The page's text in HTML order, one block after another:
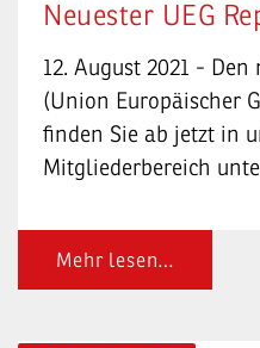
Neuester UEG
12. August 2021 - Den
(Union Europäischer
finden Sie ab jetzt in
Mitgliederbereich
Mehr lesen…